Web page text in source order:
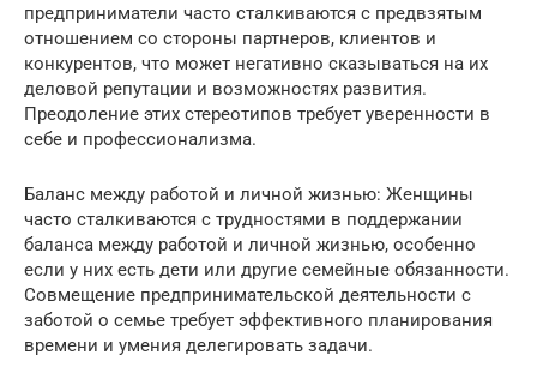
предприниматели часто сталкиваются с предвзятым
отношением со стороны партнеров, клиентов и
конкурентов, что может негативно сказываться на их
деловой репутации и возможностях развития.
Преодоление этих стереотипов требует уверенности в
себе и профессионализма.
Баланс между работой и личной жизнью: Женщины
часто сталкиваются с трудностями в поддержании
баланса между работой и личной жизнью, особенно
если у них есть дети или другие семейные обязанности.
Совмещение предпринимательской деятельности с
заботой о семье требует эффективного планирования
времени и умения делегировать задачи.